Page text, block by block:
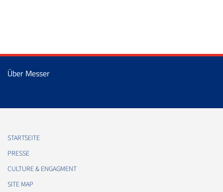
Über Messer
STARTSEITE
PRESSE
CULTURE & ENGAGMENT
SITE MAP